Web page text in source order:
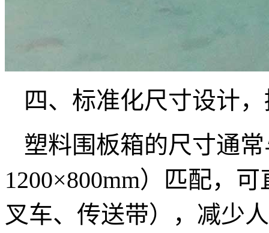
四、标准化尺寸设计
塑料围板箱的尺寸通
1200×800mm）匹配，
叉车、传送带），减少